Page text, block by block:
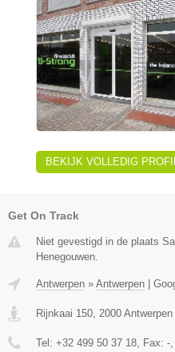
BEKIJK VOLLEDIG
Get On Track
Niet gevestigd in de plaats
Henegouwen.
Antwerpen » Antwerpen |
Rijnkaai 150 2000 Antwerpen
Tel: +32 499 50 37 18 , Fax: -